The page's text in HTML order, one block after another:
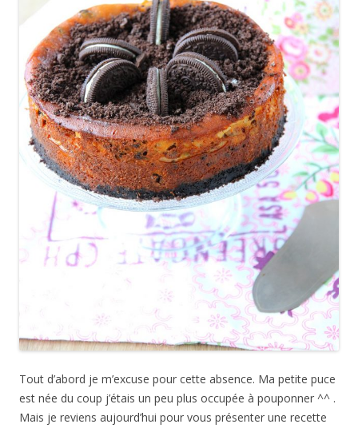
Tout d’abord je m’excuse pour cette absence. Ma petite puce
est née du coup j’étais un peu plus occupée à pouponner ^^ .
Mais je reviens aujourd’hui pour vous présenter une recette